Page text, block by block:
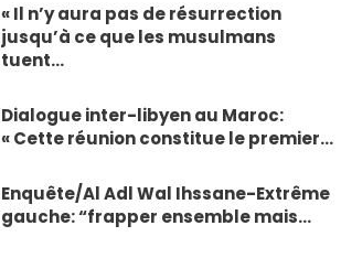
« Il n’y aura pas de résurrection
jusqu’à ce que les musulmans
tuent…
Dialogue inter-libyen au Maroc:
« Cette réunion constitue le premier…
Enquête/Al Adl Wal Ihssane-Extrême
gauche: “frapper ensemble mais…